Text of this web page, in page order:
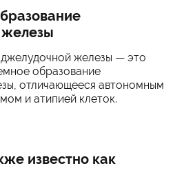
железы — это
образование
отличающееся автономным
и атипией клеток.
известно как